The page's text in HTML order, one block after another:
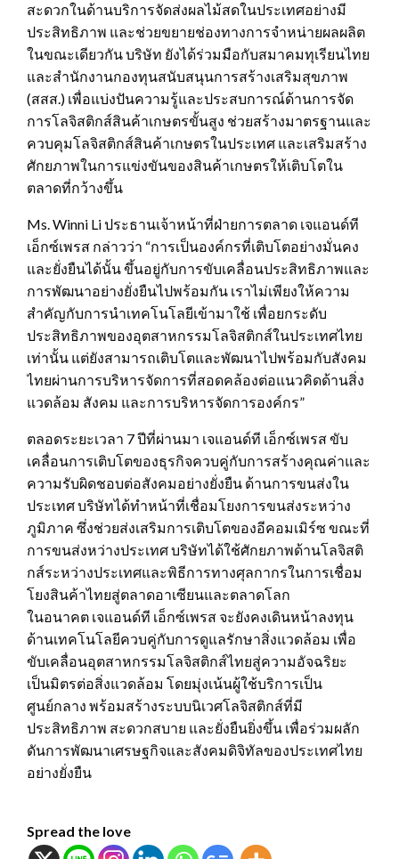
สะดวกในด้านบริการจัดส่งผลไม้สดในประเทศอย่างมี
ประสิทธิภาพ และช่วยขยายช่องทางการจำหน่ายผลผลิต
ในขณะเดียวกัน บริษัท ยังได้ร่วมมือกับสมาคมทุเรียนไทย
และสำนักงานกองทุนสนับสนุนการสร้างเสริมสุขภาพ
(สสส.) เพื่อแบ่งปันความรู้และประสบการณ์ด้านการจัด
การโลจิสติกส์สินค้าเกษตรขั้นสูง ช่วยสร้างมาตรฐานและ
ควบคุมโลจิสติกส์สินค้าเกษตรในประเทศ และเสริมสร้าง
ศักยภาพในการแข่งขันของสินค้าเกษตรให้เติบโตใน
ตลาดที่กว้างขึ้น
Ms. Winni Li ประธานเจ้าหน้าที่ฝ่ายการตลาด เจแอนด์ที
เอ็กซ์เพรส กล่าวว่า “การเป็นองค์กรที่เติบโตอย่างมั่นคง
และยั่งยืนได้นั้น ขึ้นอยู่กับการขับเคลื่อนประสิทธิภาพและ
การพัฒนาอย่างยั่งยืนไปพร้อมกัน เราไม่เพียงให้ความ
สำคัญกับการนำเทคโนโลยีเข้ามาใช้ เพื่อยกระดับ
ประสิทธิภาพของอุตสาหกรรมโลจิสติกส์ในประเทศไทย
เท่านั้น แต่ยังสามารถเติบโตและพัฒนาไปพร้อมกับสังคม
ไทยผ่านการบริหารจัดการที่สอดคล้องต่อแนวคิดด้านสิ่ง
แวดล้อม สังคม และการบริหารจัดการองค์กร”
ตลอดระยะเวลา 7 ปีที่ผ่านมา เจแอนด์ที เอ็กซ์เพรส ขับ
เคลื่อนการเติบโตของธุรกิจควบคู่กับการสร้างคุณค่าและ
ความรับผิดชอบต่อสังคมอย่างยั่งยืน ด้านการขนส่งใน
ประเทศ บริษัทได้ทำหน้าที่เชื่อมโยงการขนส่งระหว่าง
ภูมิภาค ซึ่งช่วยส่งเสริมการเติบโตของอีคอมเมิร์ซ ขณะที่
การขนส่งหว่างประเทศ บริษัทได้ใช้ศักยภาพด้านโลจิสติ
กส์ระหว่างประเทศและพิธีการทางศุลกากรในการเชื่อม
โยงสินค้าไทยสู่ตลาดอาเซียนและตลาดโลก
ในอนาคต เจแอนด์ที เอ็กซ์เพรส จะยังคงเดินหน้าลงทุน
ด้านเทคโนโลยีควบคู่กับการดูแลรักษาสิ่งแวดล้อม เพื่อ
ขับเคลื่อนอุตสาหกรรมโลจิสติกส์ไทยสู่ความอัจฉริยะ
เป็นมิตรต่อสิ่งแวดล้อม โดยมุ่งเน้นผู้ใช้บริการเป็น
ศูนย์กลาง พร้อมสร้างระบบนิเวศโลจิสติกส์ที่มี
ประสิทธิภาพ สะดวกสบาย และยั่งยืนยิ่งขึ้น เพื่อร่วมผลัก
ดันการพัฒนาเศรษฐกิจและสังคมดิจิทัลของประเทศไทย
อย่างยั่งยืน
Spread the love